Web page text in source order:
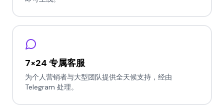
7×24 专属客服
为个人营销者与大型团队提供全天候支持，经由
Telegram 处理。